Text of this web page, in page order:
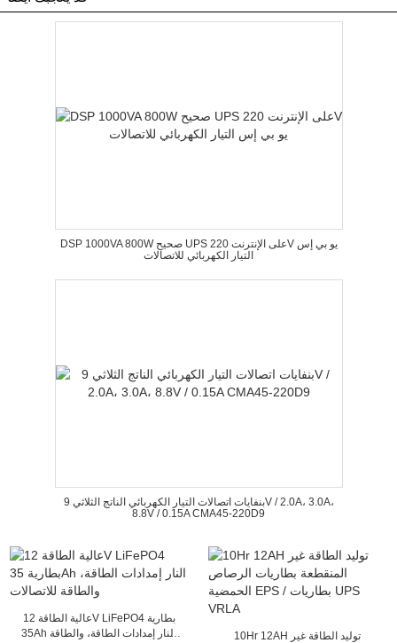
DSP 1000VA 800W صحيح UPS على الإنترنت 220V يو بي إس
التيار الكهربائي للاتصالات
بنفايات اتصالات التيار الكهربائي الناتج الثلاثي 9V / 2.0A، 3.0A،
8.8V / 0.15A CMA45-220D9
عالية الطاقة 12V LiFePO4 بطارية
35Ah النار إمدادات الطاقة، والطاقة
10Hr 12AH توليد الطاقة غير